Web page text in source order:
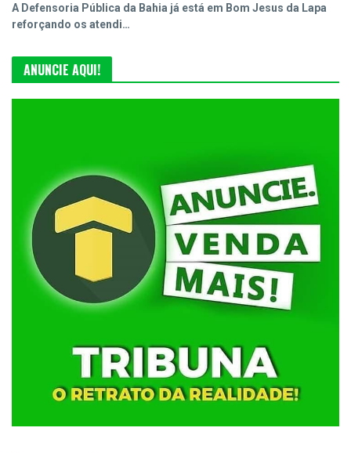
A Defensoria Pública da Bahia já está em Bom Jesus da Lapa
reforçando os atendi…
ANUNCIE AQUI!